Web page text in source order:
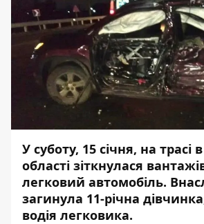
У суботу, 15 січня, на трасі
області зіткнулася
легковий автомобіль.
загинула 11-річна
водія легковика.